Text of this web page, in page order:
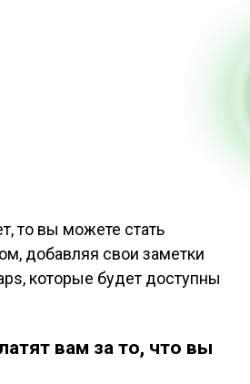
то вы можете стать
добавляя свои заметки
которые будет доступны
вам за то, что вы